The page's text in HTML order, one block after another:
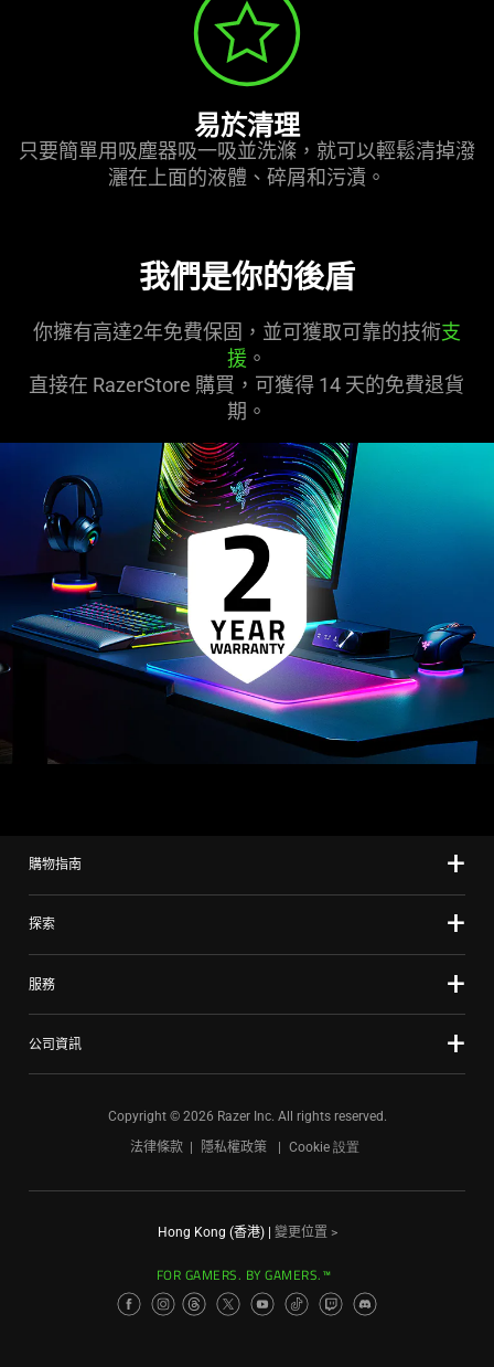
易於清理
只要簡單用吸塵器吸一吸並洗滌，就可以輕鬆清掉潑
灑在上面的液體、碎屑和污漬。
我們是你的後盾
你擁有高達2年免費保固，並可獲取可靠的技術支
援。
直接在 RazerStore 購買，可獲得 14 天的免費退貨
期。
購物指南
探索
服務
公司資訊
Copyright © 2026 Razer Inc. All rights reserved.
法律條款
隱私權政策 Cookie 設置
Hong Kong (香港)| 變更位置 >
FOR GAMERS. BY GAMERS.™